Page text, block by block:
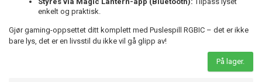
enkelt og praktisk.
Gjør gaming-oppsettet ditt komplett med Puslespill RGBIC – det er ikke
bare lys, det er en livsstil du ikke vil gå glipp av!
På lager.